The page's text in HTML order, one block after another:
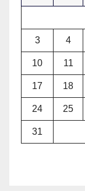
3 4
10 11
17 18
24 25
31